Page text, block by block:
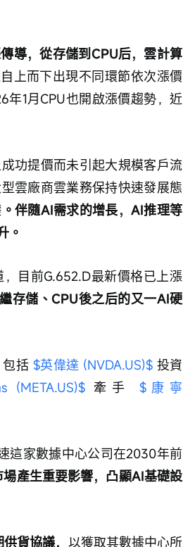
導，從存儲到CPU后，雲計算
上而下出現不同環節依次漲價
1月CPU也開啟漲價趨勢，近
功提價而未引起大規模客戶流
雲廠商雲業務保持快速發展態
。伴隨AI需求的增長，AI推理等
。
目前G.652.D最新價格已上漲
存儲、CPU後之后的又一AI硬
括 $英偉達 (NVDA.US)$ 投資
(META.US)$ 牽手 $康寧
這家數據中心公司在2030年前
場產生重要影響，凸顯AI基礎設
貨協議， 以獲取其數據中心所